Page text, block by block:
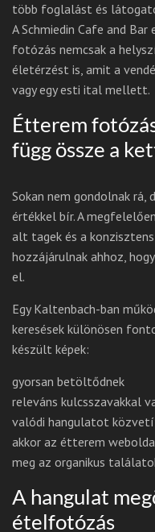
több foglalást és
A Schmiedin Cafe and
fotózás nemcsak a
életérzést is, amit a
vagy egy esti ital mellett.
Étterem
függ össze a
Sokan nem gondolnak rá,
értékkel bír. A
alt tagek és a
hozzájárulnak ahhoz,
el.
Egy Kaltenbach-ban
keresések különösen
készült képek:
gyorsan betöltődnek
releváns kulcsszavakkal
valódi hangulatot
akkor az étterem
meg az organikus
A hangulat
ételfotózás